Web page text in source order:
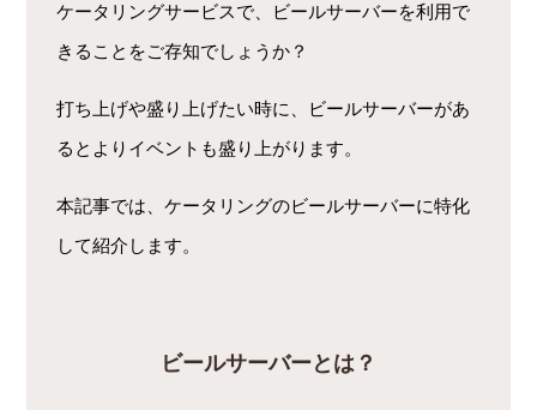
ケータリングサービスで、ビールサーバーを利用で
きることをご存知でしょうか？
打ち上げや盛り上げたい時に、ビールサーバーがあ
るとよりイベントも盛り上がります。
本記事では、ケータリングのビールサーバーに特化
して紹介します。
ビールサーバーとは？